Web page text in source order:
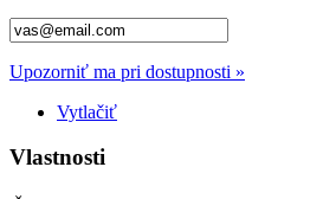
Upozorniť ma pri dostupnosti »
Vytlačiť
Vlastnosti